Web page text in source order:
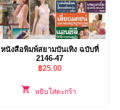
หนังสือพิมพ์สยามบันเทิง ฉบับที่
2146-47
฿25.00
หยิบใส่ตะกร้า